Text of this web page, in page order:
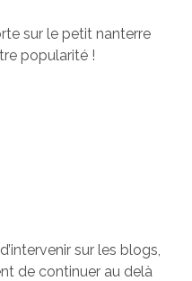
sur le petit nanterre
popularité !
sur les blogs,
de continuer au delà